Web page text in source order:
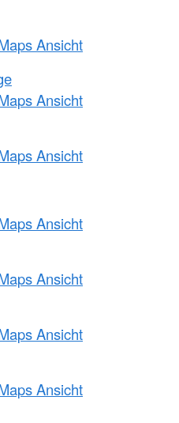
Ansicht
Ansicht
Ansicht
Ansicht
Ansicht
Ansicht
Ansicht